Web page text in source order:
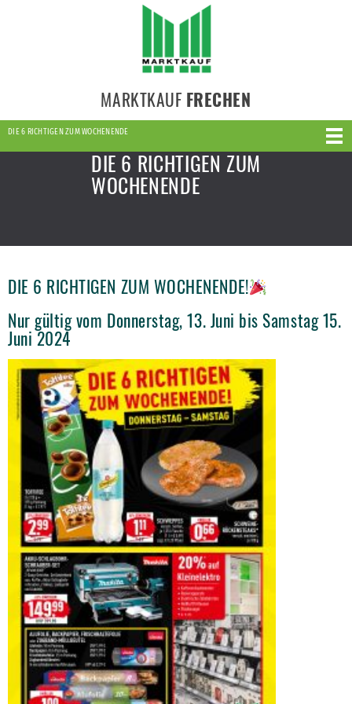
MARKTKAUF FRECHEN
DIE 6 RICHTIGEN ZUM WOCHENENDE
DIE 6 RICHTIGEN ZUM
WOCHENENDE
DIE 6 RICHTIGEN ZUM WOCHENENDE!
Nur gültig vom Donnerstag, 13. Juni bis Samstag 15.
Juni 2024